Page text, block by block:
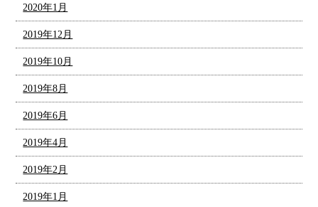
2020年1月
2019年12月
2019年10月
2019年8月
2019年6月
2019年4月
2019年2月
2019年1月